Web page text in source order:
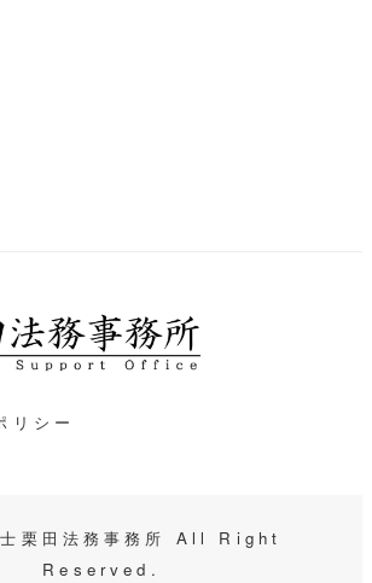
リシー
栗田法務事務所 All Right
Reserved.